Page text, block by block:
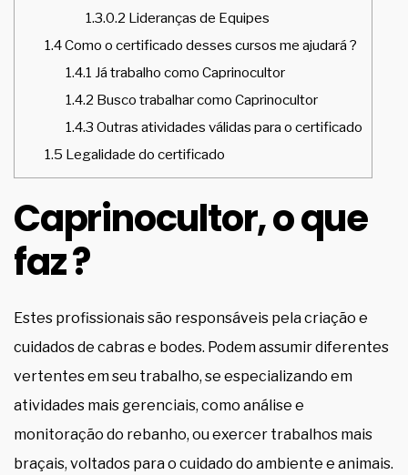
1.3.0.2 Lideranças de Equipes
1.4Como o certificado desses cursos me ajudará ?
1.4.1 Já trabalho como Caprinocultor
1.4.2 Busco trabalhar como Caprinocultor
1.4.3 Outras atividades válidas para o certificado
1.5 Legalidade do certificado
Caprinocultor, o que
faz ?
Estes profissionais são responsáveis pela criação e
cuidados de cabras e bodes. Podem assumir diferentes
vertentes em seu trabalho, se especializando em
atividades mais gerenciais, como análise e
monitoração do rebanho, ou exercer trabalhos mais
braçais, voltados para o cuidado do ambiente e animais.